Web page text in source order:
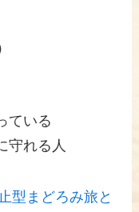
ている
守れる人
型まどろみ旅と